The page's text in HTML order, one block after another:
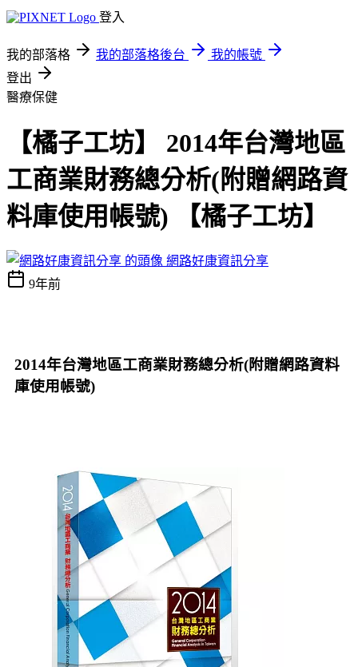
登入
我的部落格 我的部落格後台
我的帳號
登出
醫療保健
【橘子工坊】 2014年台灣地區
工商業財務總分析(附贈網路資
料庫使用帳號) 【橘子工坊】
網路好康資訊分享
9年前
2014年台灣地區工商業財務總分析(附贈網路資料
庫使用帳號)